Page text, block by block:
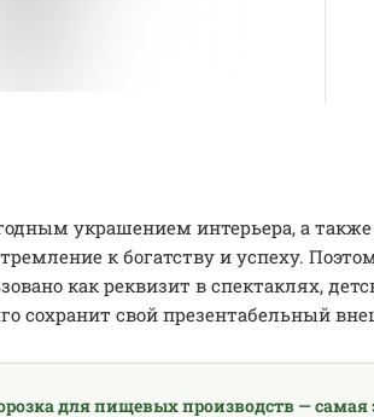
украшением интерьера, а
к богатству и успеху.
как реквизит в спектаклях,
сохранит свой презентабельный
для пищевых производств —